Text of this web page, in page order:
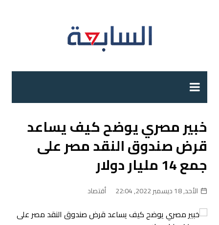
خبير مصري يوضح كيف يساعد
قرض صندوق النقد مصر على
جمع 14 مليار دولار
الأحد, 18 ديسمبر 2022, 22:04 أقتصاد